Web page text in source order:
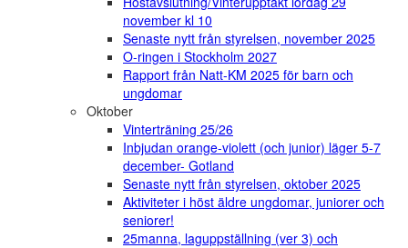
november kl 10
Senaste nytt från styrelsen, november 2025
O-ringen i Stockholm 2027
Rapport från Natt-KM 2025 för barn och
ungdomar
Oktober
Vinterträning 25/26
Inbjudan orange-violett (och junior) läger 5-7
december- Gotland
Senaste nytt från styrelsen, oktober 2025
Aktiviteter i höst äldre ungdomar, juniorer och
seniorer!
25manna, laguppställning (ver 3) och